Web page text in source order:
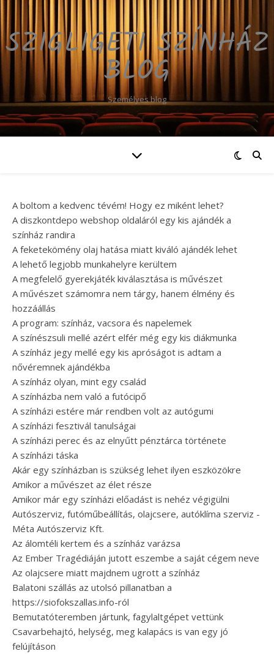
SZIGLIGETI SZÍNHÁZ
BLOG
Személyes blog
A boltom a kedvenc tévém! Hogy ez miként lehet?
A diszkontdepo webshop oldaláról egy kis ajándék a
színház randira
A feketekömény olaj hatása miatt kiváló ajándék lehet
A lehető legjobb munkahelyre kerültem
A megfelelő gyerekjáték kiválasztása is művészet
A művészet számomra nem tárgy, hanem élmény és
hozzáállás
A program: színház, vacsora és napelemek
A színészsuli mellé azért elfér még egy kis diákmunka
A színház jegy mellé egy kis apróságot is adtam a
nővéremnek ajándékba
A színház olyan, mint egy család
A színházba nem való a futócipő
A színházi estére már rendben volt az autógumi
A színházi fesztivál tanulságai
A színházi perec és az elnyűtt pénztárca története
A színházi táska
Akár egy színházban is szükség lehet ilyen eszközökre
Amikor a művészet az élet része
Amikor már egy színházi előadást is nehéz végigülni
Autószerviz, futóműbeállítás, olajcsere, autóklíma szerviz -
Méta Autószerviz Kft.
Az álomtéli kertem és a színház varázsa
Az Ember Tragédiáján jutott eszembe a saját cégem neve
Az olajcsere miatt majdnem ugrott a színház
Balatoni szállás az utolsó pillanatban a
https://siofokszallas.info-ról
Bemutatóteremben jártunk, fagylaltgépet vettünk
Csavarbehajtó, helység, meg kalapács is van egy jó
felújításon